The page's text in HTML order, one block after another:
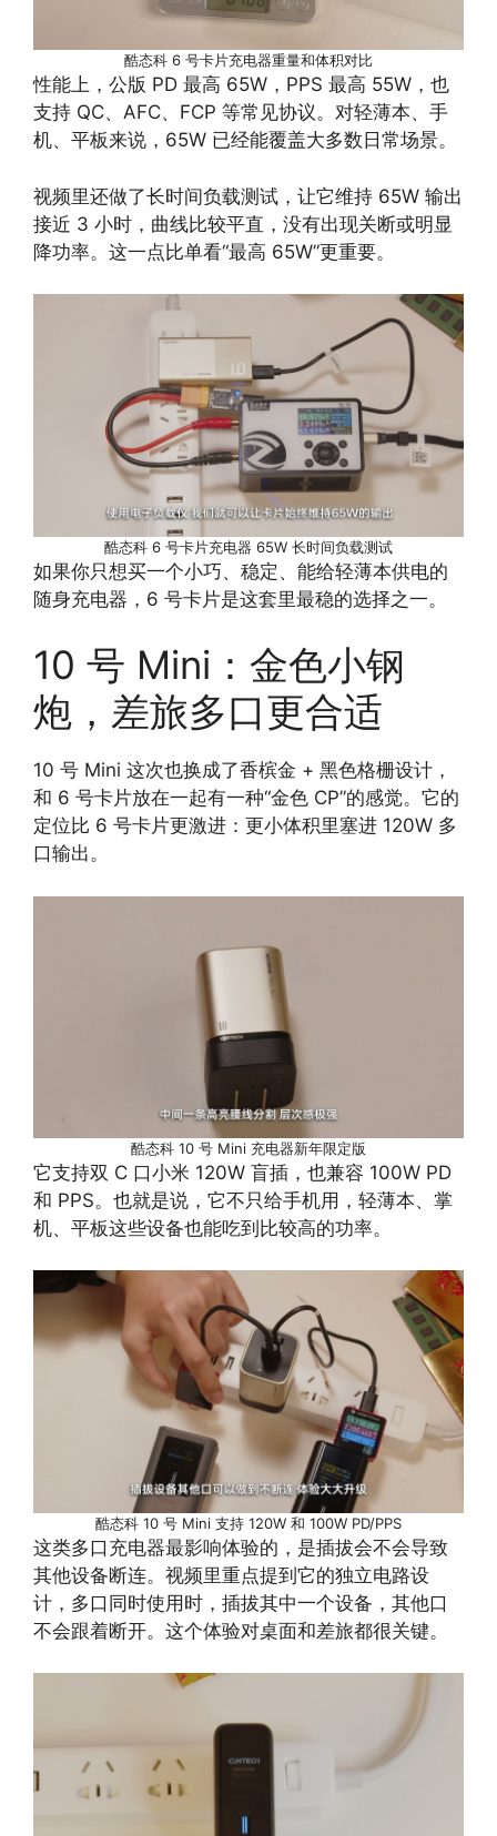
酷态科 6 号卡片充电器重量和体积对比
性能上，公版 PD 最高 65W，PPS 最高 55W，也
支持 QC、AFC、FCP 等常见协议。对轻薄本、手
机、平板来说，65W 已经能覆盖大多数日常场景。
视频里还做了长时间负载测试，让它维持 65W 输出
接近 3 小时，曲线比较平直，没有出现关断或明显
降功率。这一点比单看“最高 65W”更重要。
酷态科 6 号卡片充电器 65W 长时间负载测试
如果你只想买一个小巧、稳定、能给轻薄本供电的
随身充电器，6 号卡片是这套里最稳的选择之一。
10 号 Mini：金色小钢
炮，差旅多口更合适
10 号 Mini 这次也换成了香槟金 + 黑色格栅设计，
和 6 号卡片放在一起有一种“金色 CP”的感觉。它的
定位比 6 号卡片更激进：更小体积里塞进 120W 多
口输出。
酷态科 10 号 Mini 充电器新年限定版
它支持双 C 口小米 120W 盲插，也兼容 100W PD
和 PPS。也就是说，它不只给手机用，轻薄本、掌
机、平板这些设备也能吃到比较高的功率。
酷态科 10 号 Mini 支持 120W 和 100W PD/PPS
这类多口充电器最影响体验的，是插拔会不会导致
其他设备断连。视频里重点提到它的独立电路设
计，多口同时使用时，插拔其中一个设备，其他口
不会跟着断开。这个体验对桌面和差旅都很关键。